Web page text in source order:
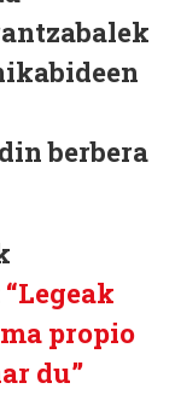
berbera
“Legeak
propio
du”